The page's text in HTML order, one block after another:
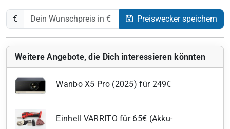
€ Preiswecker speichern
Weitere Angebote, die Dich interessieren könnten
Wanbo X5 Pro (2025) für 249€
Einhell VARRITO für 65€ (Akku-